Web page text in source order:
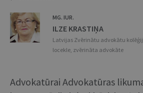
MG. IUR.
ILZE KRASTIŅA
Latvijas Zvērinātu advokātu
locekle, zvērināta advokāte
Advokatūrai Advokatūras